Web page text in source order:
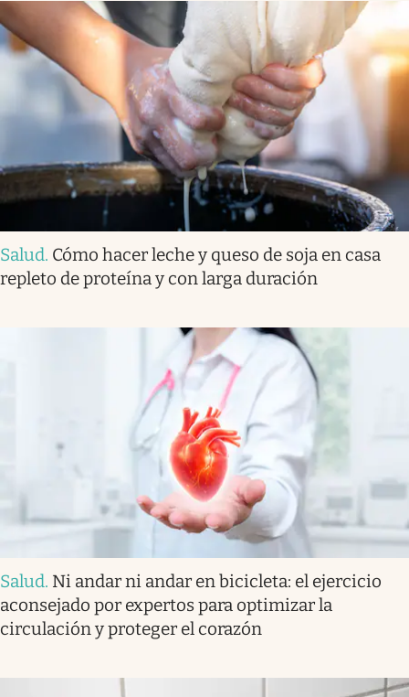
Salud. Cómo hacer leche y queso de soja en casa
repleto de proteína y con larga duración
Salud. Ni andar ni andar en bicicleta: el ejercicio
aconsejado por expertos para optimizar la
circulación y proteger el corazón